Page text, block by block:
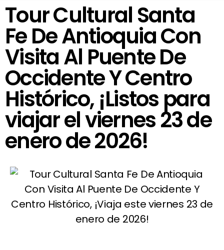
Tour Cultural Santa
Fe De Antioquia Con
Visita Al Puente De
Occidente Y Centro
Histórico, ¡Listos para
viajar el viernes 23 de
enero de 2026!